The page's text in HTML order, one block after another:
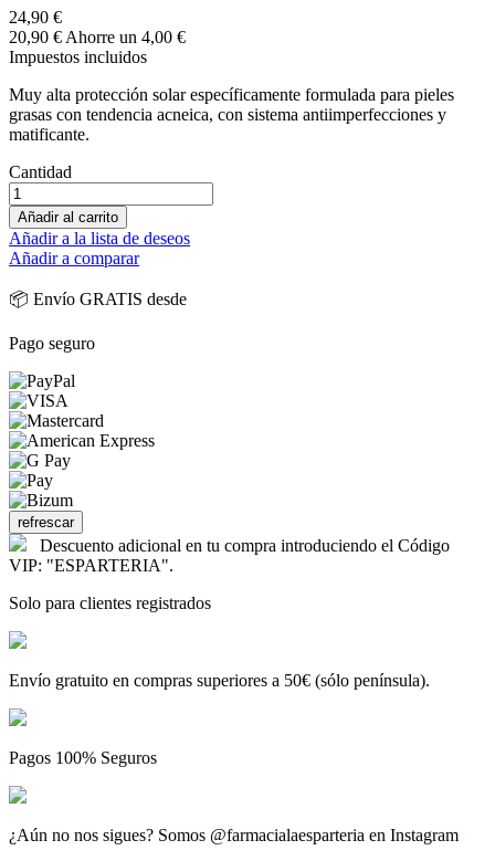
24,90 €
20,90 € Ahorre un 4,00 €
Impuestos incluidos
Muy alta protección solar específicamente formulada para pieles
grasas con tendencia acneica, con sistema antiimperfecciones y
matificante.
Cantidad
Añadir al carrito
Añadir a la lista de deseos
Añadir a comparar
📦 Envío GRATIS desde
Pago seguro
Descuento adicional en tu compra introduciendo el Código
VIP: "ESPARTERIA".
Solo para clientes registrados
Envío gratuito en compras superiores a 50€ (sólo península).
Pagos 100% Seguros
¿Aún no nos sigues? Somos @farmacialaesparteria en Instagram